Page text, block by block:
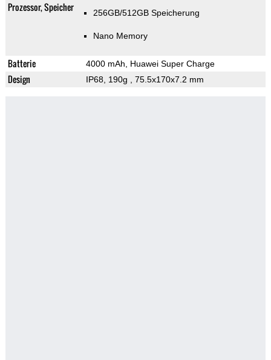
Prozessor, Speicher 256GB/512GB Speicherung
Nano Memory
Batterie 4000 mAh, Huawei Super Charge
Design IP68, 190g , 75.5x170x7.2 mm